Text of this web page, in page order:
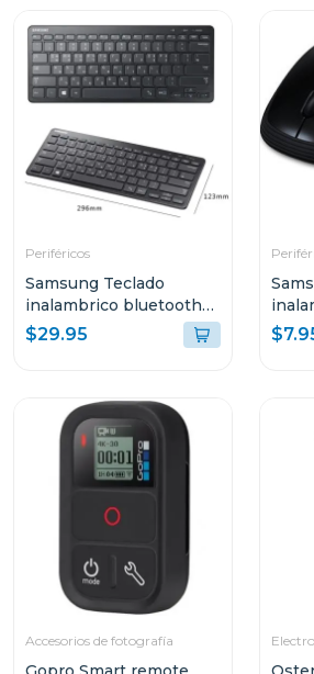
Periféricos
Samsung Teclado
inalambrico bluetooth
aask7pw
$29.95
Accesorios de fotografía